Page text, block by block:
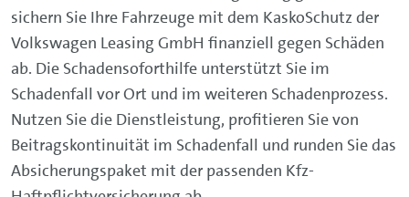
sichern Sie Ihre Fahrzeuge mit dem KaskoSchutz der
Volkswagen Leasing GmbH finanziell gegen Schäden
ab. Die Schadensoforthilfe unterstützt Sie im
Schadenfall vor Ort und im weiteren Schadenprozess.
Nutzen Sie die Dienstleistung, profitieren Sie von
Beitragskontinuität im Schadenfall und runden Sie das
Absicherungspaket mit der passenden Kfz-